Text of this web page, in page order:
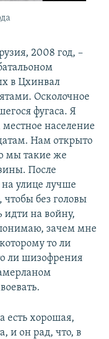
2008 год, –
в Цхинвал
Осколочное
фугаса. Я
население
Нам открыто
мы такие же
После
улице лучше
без головы
идти на войну,
зачем мне
то ли
ли шизофрения
есть хорошая,
и он рад, что, в